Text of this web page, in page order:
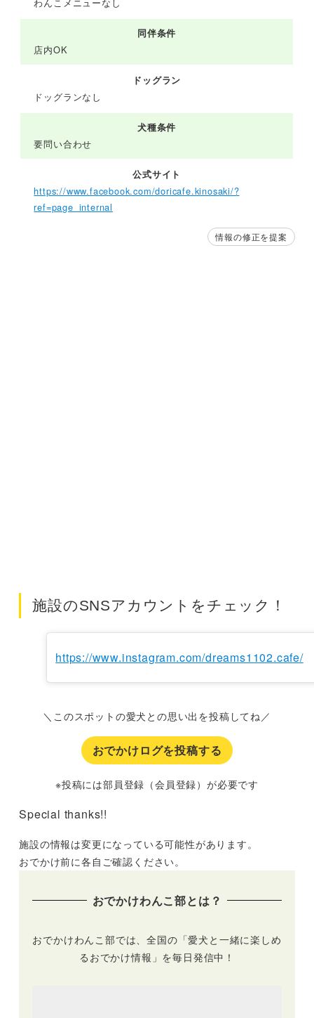
同伴条件
店内OK
ドッグラン
ドッグランなし
犬種条件
要問い合わせ
公式サイト
https://www.facebook.com/doricafe.kinosaki/?
ref=page_internal
情報の修正を提案
施設のSNSアカウントをチェック！
https://www.instagram.com/dreams1102.cafe/
＼このスポットの愛犬との思い出を投稿してね／
おでかけログを投稿する
※投稿には部員登録（会員登録）が必要です
Special thanks!!
施設の情報は変更になっている可能性があります。
おでかけ前に各自ご確認ください。
おでかけわんこ部とは？
おでかけわんこ部では、全国の「愛犬と一緒に楽しめ
るおでかけ情報」を毎日発信中！